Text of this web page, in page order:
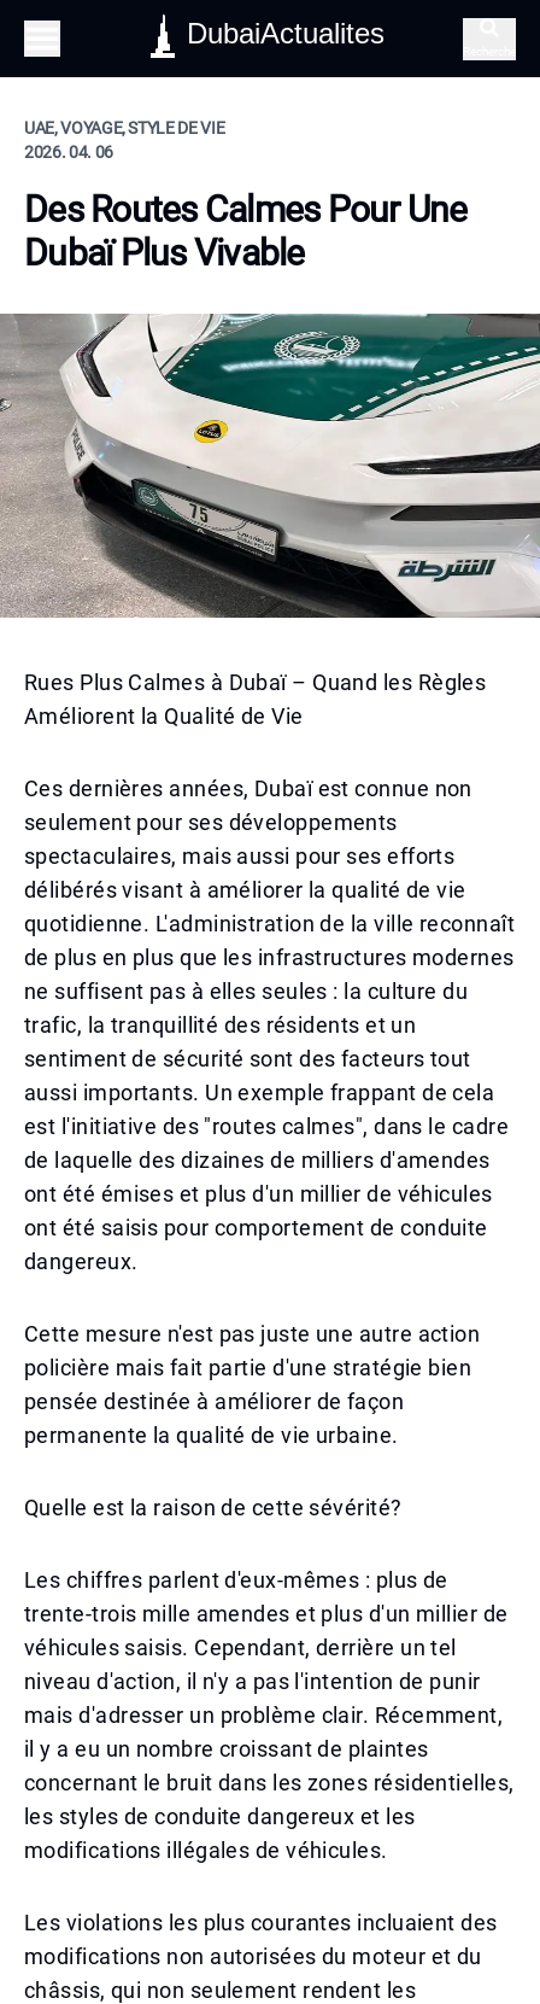
DubaiActualites
UAE, VOYAGE, STYLE DE VIE
2026. 04. 06
Des Routes Calmes Pour Une
Dubaï Plus Vivable
Rues Plus Calmes à Dubaï – Quand les Règles
Améliorent la Qualité de Vie
Ces dernières années, Dubaï est connue non
seulement pour ses développements
spectaculaires, mais aussi pour ses efforts
délibérés visant à améliorer la qualité de vie
quotidienne. L'administration de la ville reconnaît
de plus en plus que les infrastructures modernes
ne suffisent pas à elles seules : la culture du
trafic, la tranquillité des résidents et un
sentiment de sécurité sont des facteurs tout
aussi importants. Un exemple frappant de cela
est l'initiative des "routes calmes", dans le cadre
de laquelle des dizaines de milliers d'amendes
ont été émises et plus d'un millier de véhicules
ont été saisis pour comportement de conduite
dangereux.
Cette mesure n'est pas juste une autre action
policière mais fait partie d'une stratégie bien
pensée destinée à améliorer de façon
permanente la qualité de vie urbaine.
Quelle est la raison de cette sévérité?
Les chiffres parlent d'eux-mêmes : plus de
trente-trois mille amendes et plus d'un millier de
véhicules saisis. Cependant, derrière un tel
niveau d'action, il n'y a pas l'intention de punir
mais d'adresser un problème clair. Récemment,
il y a eu un nombre croissant de plaintes
concernant le bruit dans les zones résidentielles,
les styles de conduite dangereux et les
modifications illégales de véhicules.
Les violations les plus courantes incluaient des
modifications non autorisées du moteur et du
châssis, qui non seulement rendent les